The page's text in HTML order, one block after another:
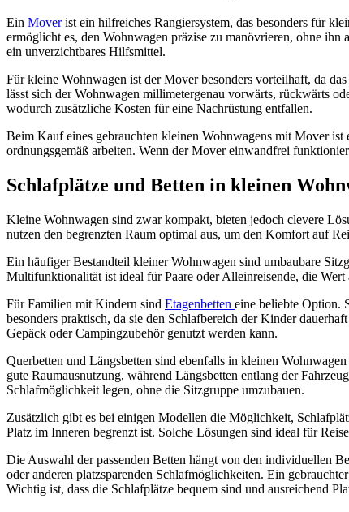
Ein Moverist ein hilfreiches Rangiersystem, das besonders für
ermöglicht es, den Wohnwagen präzise zu manövrieren, ohne
ein unverzichtbares Hilfsmittel.
Für kleine Wohnwagen ist der Mover besonders vorteilhaft, da
lässt sich der Wohnwagen millimetergenau vorwärts, rückwärts
wodurch zusätzliche Kosten für eine Nachrüstung entfallen.
Beim Kauf eines gebrauchten kleinen Wohnwagens mit Mover
ordnungsgemäß arbeiten. Wenn der Mover einwandfrei
Schlafplätze und Betten in kleinen
Kleine Wohnwagen sind zwar kompakt, bieten jedoch clevere
nutzen den begrenzten Raum optimal aus, um den Komfort auf
Ein häufiger Bestandteil kleiner Wohnwagen sind umbaubare
Multifunktionalität ist ideal für Paare oder Alleinreisende, die
Für Familien mit Kindern sind Etagenbetten eine beliebte Option.
besonders praktisch, da sie den Schlafbereich der Kinder
Gepäck oder Campingzubehör genutzt werden kann.
Querbetten und Längsbetten sind ebenfalls in kleinen
gute Raumausnutzung, während Längsbetten entlang der
Schlafmöglichkeit legen, ohne die Sitzgruppe umzubauen.
Zusätzlich gibt es bei einigen Modellen die Möglichkeit,
Platz im Inneren begrenzt ist. Solche Lösungen sind ideal für
Die Auswahl der passenden Betten hängt von den individuellen
oder anderen platzsparenden Schlafmöglichkeiten. Ein
Wichtig ist, dass die Schlafplätze bequem sind und ausreichend